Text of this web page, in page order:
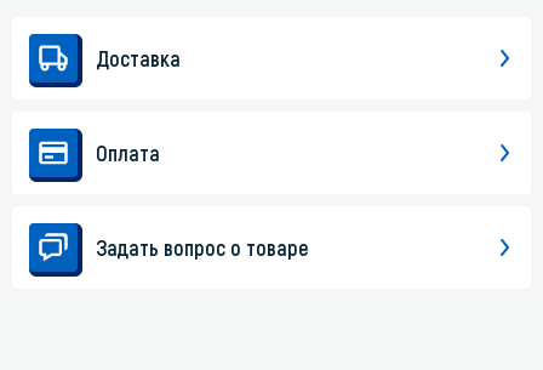
Доставка
Оплата
Задать вопрос о товаре